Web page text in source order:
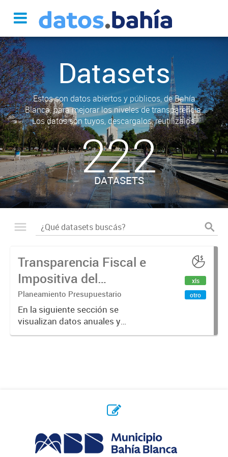
Datasets
Estos son datos abiertos y públicos, de Bahía
Blanca, para mejorar los niveles de transparencia.
Los datos son tuyos, descargalos, reutilizalos.
222
DATASETS
Transparencia Fiscal e
Impositiva del
Municipio. Año 2024
Planeamiento Presupuestario
En la siguiente sección se
visualizan datos anuales y
trimestrales referidos a la
xls
otro